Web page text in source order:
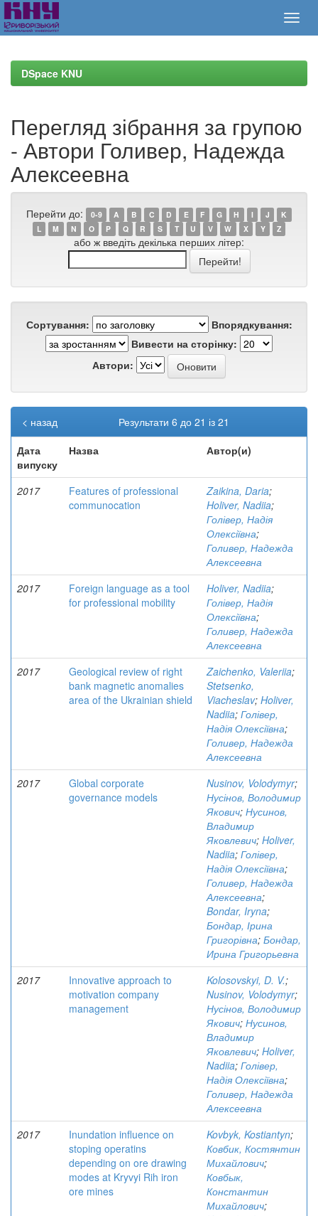
navigationDSpace KNU
Перегляд зібрання за групою
- Автори Голивер, Надежда
Алексеевна
Перейти до: 0-9 A B C D E F G H I J
K
L
M N O P Q R S T U V W X Y Z
або ж введіть декілька перших літер:
Сортування:
Впорядкування:
Вивести на сторінку:
Автори:
Результати 6 до 21 із 21
< назад
Дата
випуску
Назва Автор(и)
2017
Features of professional
communocation
Zaikina, Daria;
Holiver, Nadiia;
Голівер, Надія
Олексіївна;
Голивер, Надежда
Алексеевна
2017
Foreign language as a tool
for professional mobility
Holiver, Nadiia;
Голівер, Надія
Олексіївна;
Голивер, Надежда
Алексеевна
2017
Geological review of right
bank magnetic anomalies
area of the Ukrainian shield
Zaichenko, Valeriia;
Stetsenko,
Viacheslav; Holiver,
Nadiia; Голівер,
Надія Олексіївна;
Голивер, Надежда
Алексеевна
2017
Global corporate
governance models
Nusinov, Volodymyr;
Нусінов, Володимир
Якович; Нусинов,
Владимир
Яковлевич; Holiver,
Nadiia; Голівер,
Надія Олексіївна;
Голивер, Надежда
Алексеевна;
Bondar, Iryna;
Бондар, Ірина
Григорівна; Бондар,
Ирина Григорьевна
2017
Innovative approach to
motivation company
management
Kolosovskyi, D. V.;
Nusinov, Volodymyr;
Нусінов, Володимир
Якович; Нусинов,
Владимир
Яковлевич; Holiver,
Nadiia; Голівер,
Надія Олексіївна;
Голивер, Надежда
Алексеевна
2017
Inundation influence on
stoping operatins
depending on ore drawing
modes at Kryvyi Rih iron
ore mines
Kovbyk, Kostiantyn;
Ковбик, Костянтин
Михайлович;
Ковбык,
Константин
Михайлович;